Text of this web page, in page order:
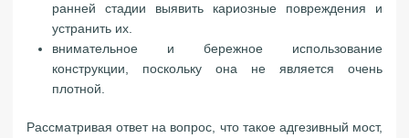
ранней стадии выявить кариозные повреждения и
устранить их.
внимательное и бережное использование
конструкции, поскольку она не является очень
плотной.
Рассматривая ответ на вопрос, что такое адгезивный мост,